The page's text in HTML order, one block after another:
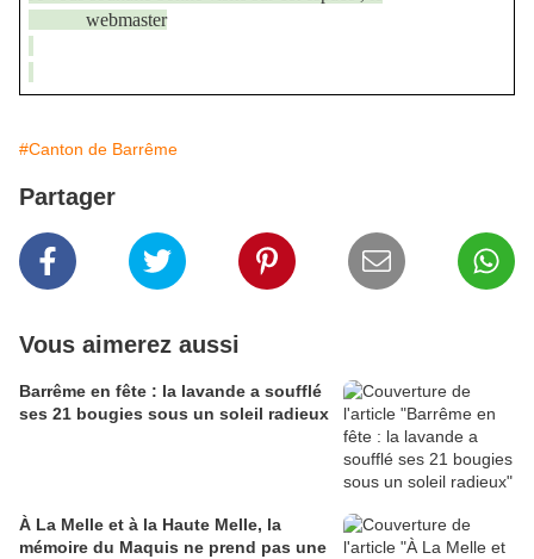
            webmaster
#Canton de Barrême
Partager
Vous aimerez aussi
Barrême en fête : la lavande a soufflé
ses 21 bougies sous un soleil radieux
À La Melle et à la Haute Melle, la
mémoire du Maquis ne prend pas une